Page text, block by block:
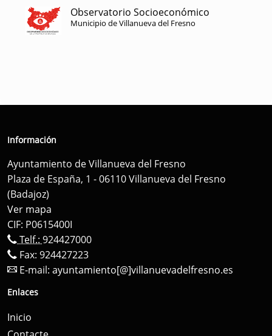
Observatorio Socioeconómico
Municipio de Villanueva del Fresno
Información
Ayuntamiento de Villanueva del Fresno
Plaza de España, 1 - 06110 Villanueva del Fresno
(Badajoz)
Ver mapa
CIF: P0615400I
Telf.: 924427000
Fax: 924427223
E-mail: ayuntamiento[@]villanuevadelfresno.es
Enlaces
Inicio